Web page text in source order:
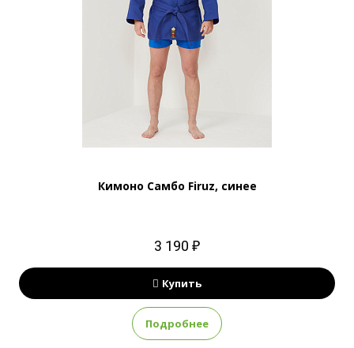
Кимоно Самбо Firuz, синее
3 190 ₽
Купить
Подробнее